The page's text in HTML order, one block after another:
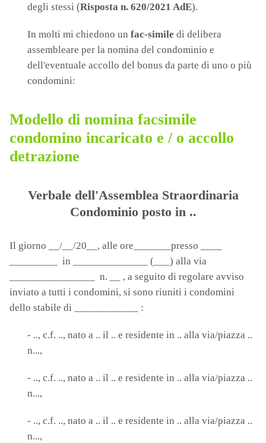
degli stessi (Risposta n. 620/2021 AdE).
In molti mi chiedono un fac-simile di delibera
assembleare per la nomina del condominio e
dell'eventuale accollo del bonus da parte di uno o più
condomini:
Modello di nomina facsimile
condomino incaricato e / o accollo
detrazione
Verbale dell'Assemblea Straordinaria
Condominio posto in ..
Il giorno __/__/20__, alle ore_______presso ____
_________ in ______________ (___) alla via
________________ n. __ , a seguito di regolare avviso
inviato a tutti i condomini, si sono riuniti i condomini
dello stabile di ____________ :
- .., c.f. .., nato a .. il .. e residente in .. alla via/piazza ..
n...,
- .., c.f. .., nato a .. il .. e residente in .. alla via/piazza ..
n...,
- .., c.f. .., nato a .. il .. e residente in .. alla via/piazza ..
n...,